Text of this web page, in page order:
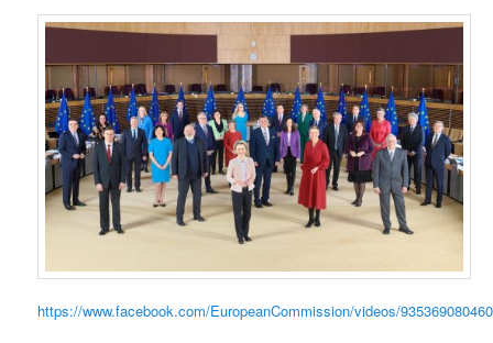
https://www.facebook.com/EuropeanCommission/videos/